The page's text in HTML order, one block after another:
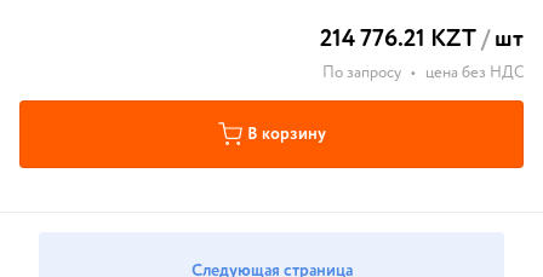
214 776.21 KZT/шт
По запросу • цена без НДС
В корзину
Следующая страница